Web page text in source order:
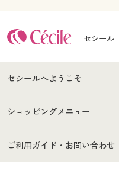
セシール
セシールへようこそ
はじめての方へ
セシールご利用規約
ショッピングメニュー
商品カテゴリ
ご利用ガイド・お問い合わせ